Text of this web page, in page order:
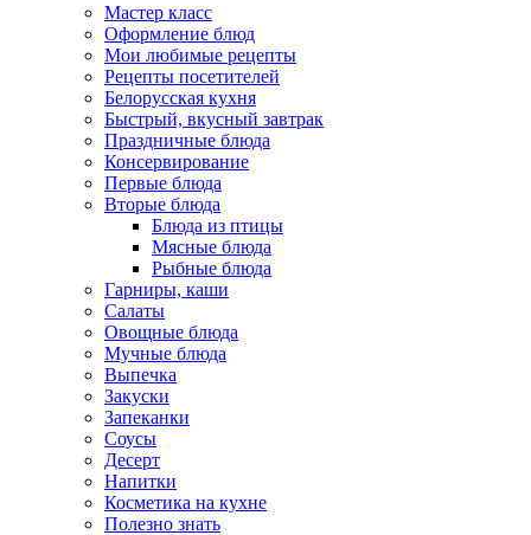
Мастер класс
Оформление блюд
Мои любимые рецепты
Рецепты посетителей
Белорусская кухня
Быстрый, вкусный завтрак
Праздничные блюда
Консервирование
Первые блюда
Вторые блюда
Блюда из птицы
Мясные блюда
Рыбные блюда
Гарниры, каши
Салаты
Овощные блюда
Мучные блюда
Выпечка
Закуски
Запеканки
Соусы
Десерт
Напитки
Косметика на кухне
Полезно знать